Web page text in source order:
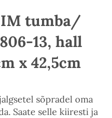
tumba/
13, hall
x 42,5cm
sõpradel oma
Saate selle kiiresti ja